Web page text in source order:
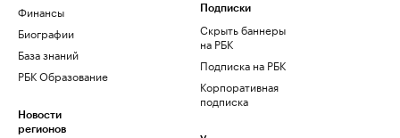
Финансы
Биографии
База знаний
РБК Образование
Новости
регионов
Подписки
Скрыть баннеры
на РБК
Подписка на РБК
Корпоративная
подписка